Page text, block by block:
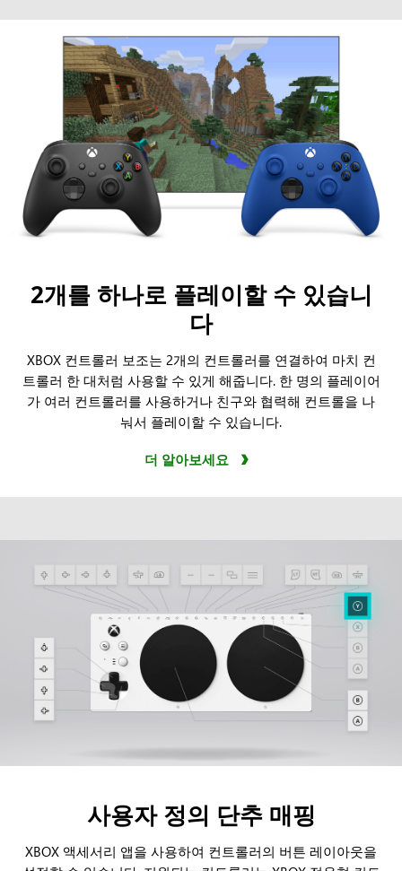
2개를 하나로 플레이할 수 있습니
다
XBOX 컨트롤러 보조는 2개의 컨트롤러를 연결하여 마치 컨
트롤러 한 대처럼 사용할 수 있게 해줍니다. 한 명의 플레이어
가 여러 컨트롤러를 사용하거나 친구와 협력해 컨트롤을 나
눠서 플레이할 수 있습니다.
더 알아보세요
사용자 정의 단추 매핑
XBOX 액세서리 앱을 사용하여 컨트롤러의 버튼 레이아웃을